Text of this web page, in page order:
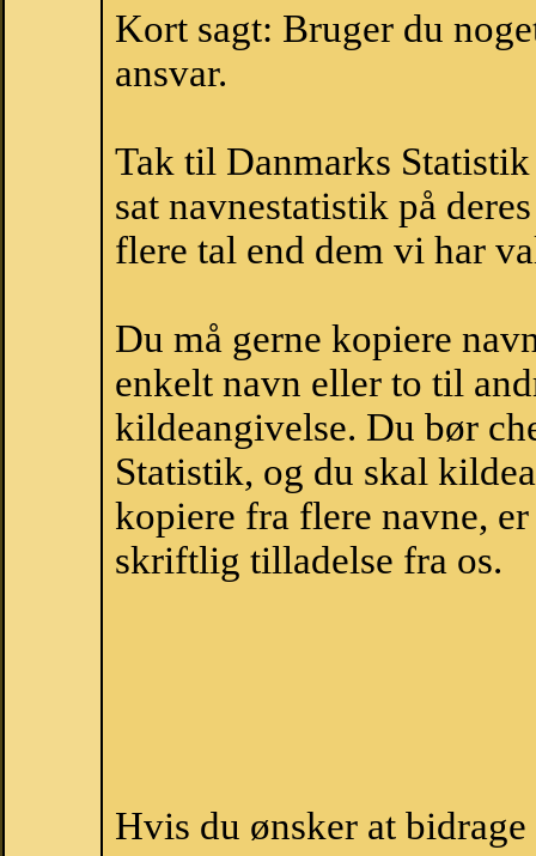
Kort sagt: Bruger du
ansvar.
Tak til Danmarks
sat navnestatistik på
flere tal end dem vi har
Du må gerne kopiere
enkelt navn eller to til
kildeangivelse. Du bør
Statistik, og du skal
kopiere fra flere navne,
skriftlig tilladelse fra os.
Hvis du ønsker at